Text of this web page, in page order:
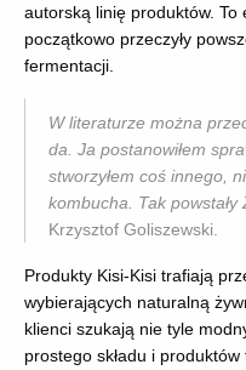
autorską linię produktów.
początkowo przeczyły
fermentacji.
W literaturze można
da. Ja postanowiłem
stworzyłem coś innego,
kombucha. Tak powstały
Krzysztof Goliszewski.
Produkty Kisi-Kisi trafiają
wybierających naturalną
klienci szukają nie tyle
prostego składu i